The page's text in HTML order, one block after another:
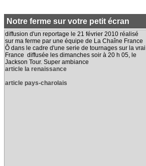
Notre ferme sur votre petit écran
diffusion d'un reportage le 21 février 2010 réalisé
sur ma ferme par une équipe de La Chaîne France
Ô dans le cadre d'une serie de tournages sur la vrai
France diffusée les dimanches soir à 20 h 05, le
Jackson Tour. Super ambiance
article la renaissance
article pays-charolais